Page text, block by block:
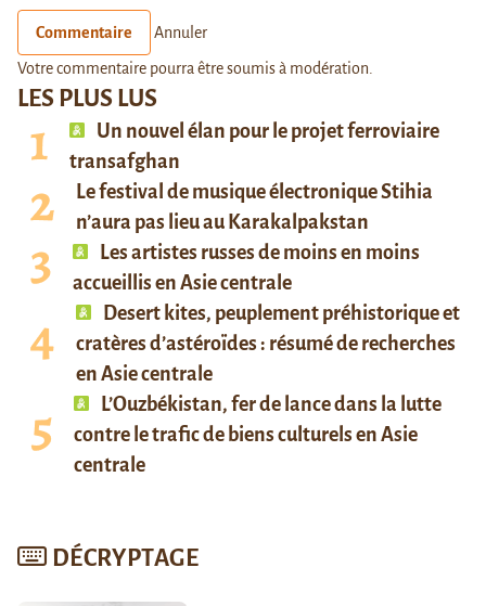
LES PLUS LUS
Un nouvel élan pour le projet ferroviaire
transafghan
Le festival de musique électronique Stihia
n’aura pas lieu au Karakalpakstan
Les artistes russes de moins en moins
accueillis en Asie centrale
Desert kites, peuplement préhistorique et
cratères d’astéroïdes : résumé de recherches
en Asie centrale
L’Ouzbékistan, fer de lance dans la lutte
contre le trafic de biens culturels en Asie
centrale
DÉCRYPTAGE
Commentaire Annuler
Votre commentaire pourra être soumis à modération.